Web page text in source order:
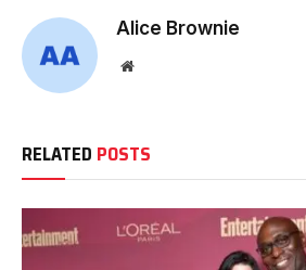
Alice Brownie
Website
RELATED POSTS